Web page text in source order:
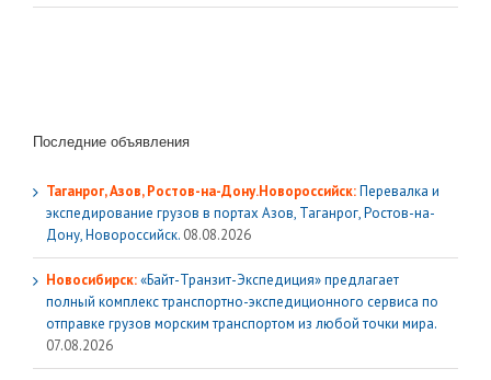
Последние объявления
Таганрог, Азов, Ростов-на-Дону.Новороссийск:Перевалка и
экспедирование грузов в портах Азов, Таганрог, Ростов-на-
Дону, Новороссийск. 08.08.2026
Новосибирск:«Байт-Транзит-Экспедиция» предлагает
полный комплекс транспортно-экспедиционного сервиса по
отправке грузов морским транспортом из любой точки мира.
07.08.2026